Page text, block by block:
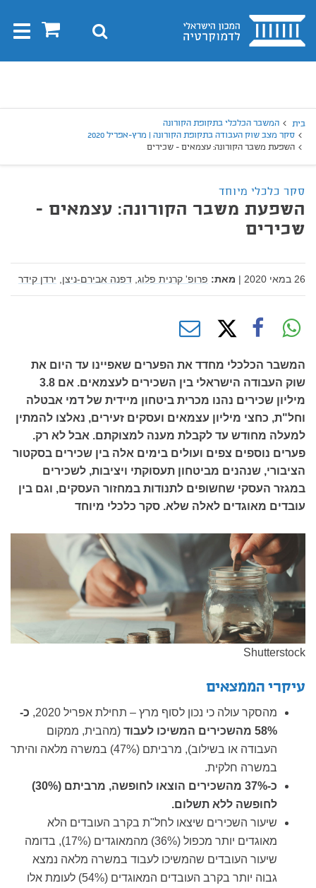
בית 0 חיפוש
בית
המשבר הכלכלי בתקופת הקורונה
סקר מצב שוק העבודה בתקופת הקורונה | מרץ-אפריל 2020
השפעת משבר הקורונה: עצמאים - שכירים
סקר כלכלי מיוחד
השפעת משבר הקורונה: עצמאים -
שכירים
26 במאי 2020 | מאת: פרופ' קרנית פלוג, דפנה אבירם-ניצן, ירדן קידר
המשבר הכלכלי מחדד את הפערים שאפיינו עד היום את
שוק העבודה הישראלי בין השכירים לעצמאים. אם 3.8
מיליון שכירים נהנו מכרית ביטחון מיידית של דמי אבטלה
וחל"ת, כחצי מיליון עצמאים ועסקים זעירים, נאלצו להמתין
למעלה מחודש עד לקבלת מענה למצוקתם. אבל לא רק.
פערים נוספים צפים ועולים בימים אלה בין שכירים בסקטור
הציבורי, שנהנים מביטחון תעסוקתי ויציבות, לשכירים
במגזר העסקי שחשופים לתנודות במחזור העסקים, וגם בין
עובדים מאוגדים לאלה שלא. סקר כלכלי מיוחד
Shutterstock
עיקרי הממצאים
מהסקר עולה כי נכון לסוף מרץ – תחילת אפריל 2020,
כ-
58% מהשכירים המשיכו לעבוד
(מהבית, ממקום
העבודה או בשילוב), מרביתם (47%) במשרה מלאה והיתר
במשרה חלקית.
כ-37% מהשכירים
הוצאו לחופשה, מרביתם (30%)
לחופשה ללא תשלום.
שיעור השכירים שיצאו לחל"ת בקרב העובדים הלא
מאוגדים יותר מכפול (36%) מהמאוגדים (17%), בדומה
שיעור העובדים שהמשיכו לעבוד במשרה מלאה נמצא
גבוה יותר בקרב העובדים המאוגדים (54%) לעומת אלו